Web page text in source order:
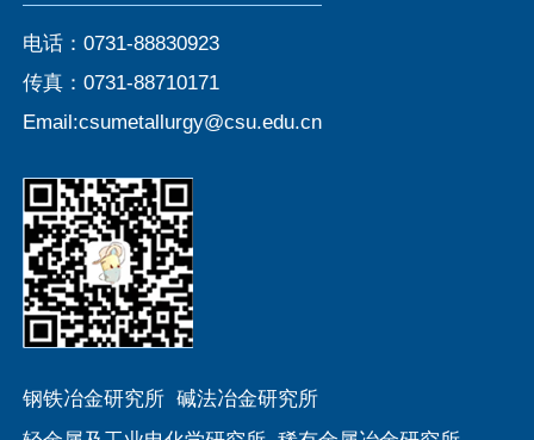
电话：0731-88830923
传真：0731-88710171
Email:csumetallurgy@csu.edu.cn
钢铁冶金研究所 碱法冶金研究所